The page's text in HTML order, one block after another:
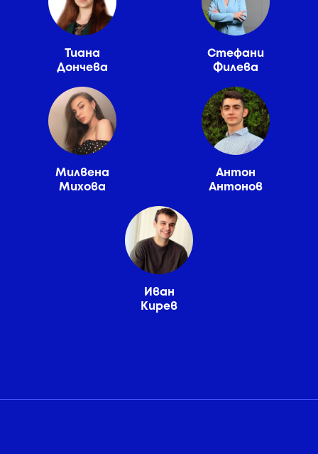
Тиана
Дончева
Стефани
Филева
Милвена
Михова
Антон
Антонов
Иван
Кирев